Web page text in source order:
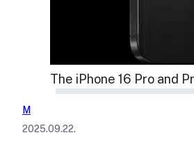
The iPhone 16 Pro and
M
2025.09.22.